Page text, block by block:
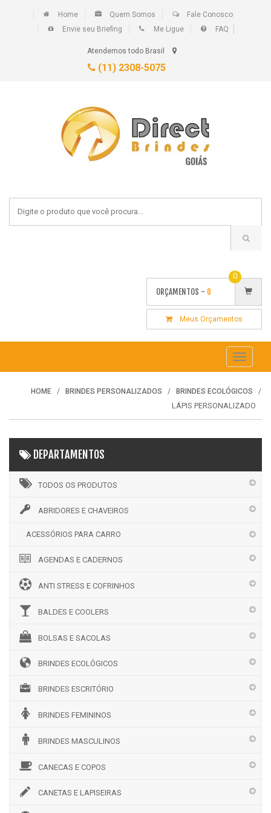
Home Quem Somos
Fale Conosco
Envie seu Briefing
Me Ligue FAQ
Atendemos todo Brasil
(11) 2308-5075
ORÇAMENTOS - 0
0
Meus Orçamentos
Toggle
HOME BRINDES PERSONALIZADOS BRINDES ECOLÓGICOS
LÁPIS PERSONALIZADO
DEPARTAMENTOS
TODOS OS PRODUTOS
ABRIDORES E CHAVEIROS
ACESSÓRIOS PARA CARRO
AGENDAS E CADERNOS
ANTI STRESS E COFRINHOS
BALDES E COOLERS
BOLSAS E SACOLAS
BRINDES ECOLÓGICOS
BRINDES ESCRITÓRIO
BRINDES FEMININOS
BRINDES MASCULINOS
CANECAS E COPOS
CANETAS E LAPISEIRAS